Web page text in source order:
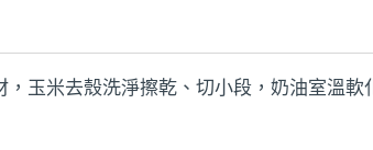
，玉米去殼洗淨擦乾、切小段，奶油室溫軟